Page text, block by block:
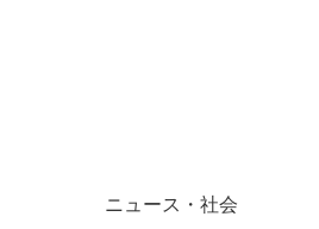
ニュース・社会